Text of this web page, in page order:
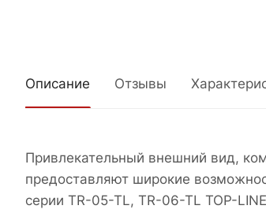
Описание Отзывы
Привлекательный внешний вид,
предоставляют широкие
серии TR-05-TL, TR-06-TL TOP-